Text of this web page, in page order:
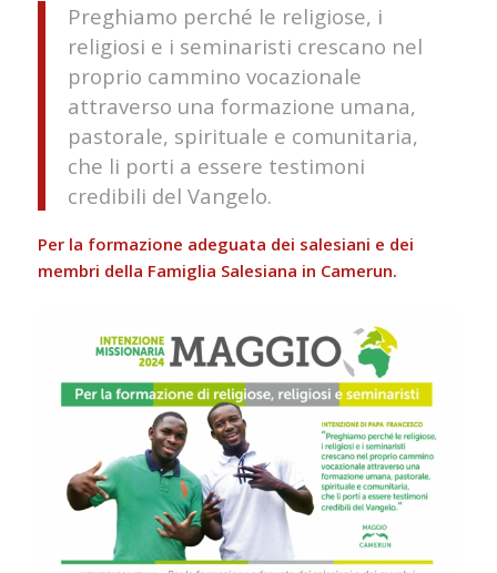
Preghiamo perché le religiose, i
religiosi e i seminaristi crescano nel
proprio cammino vocazionale
attraverso una formazione umana,
pastorale, spirituale e comunitaria,
che li porti a essere testimoni
credibili del Vangelo.
Per la formazione adeguata dei salesiani e dei
membri della Famiglia Salesiana in Camerun.